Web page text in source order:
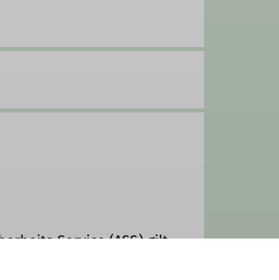
Service (ASS) gilt